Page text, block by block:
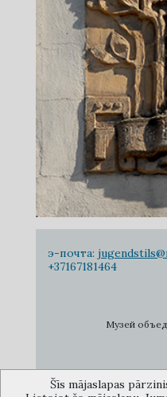
э-почта:
+37167181464
Музей
Šīs mājaslapas